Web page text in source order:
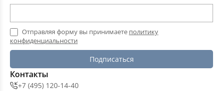
Отправляя форму вы принимаете политику
конфиденциальности
Подписаться
Контакты
+7 (495) 120-14-40